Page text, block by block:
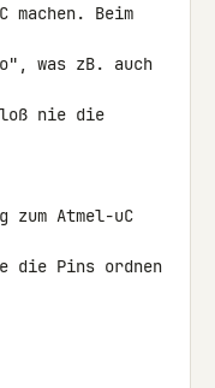
machen. Beim
was zB. auch
nie die
zum Atmel-uC
die Pins ordnen